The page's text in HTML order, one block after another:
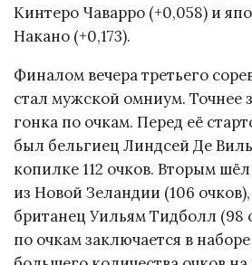
Кинтеро Чаварро (+0,058) и
Накано (+0,173).
Финалом вечера третьего
стал мужской омниум. Точнее
гонка по очкам. Перед её
был бельгиец Линдсей Де
копилке 112 очков. Вторым
из Новой Зеландии (106
британец Уильям Тидболл (98
по очкам заключается в